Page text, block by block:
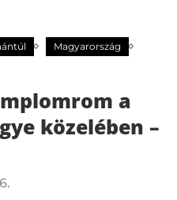
Magyarország
a
közelében –